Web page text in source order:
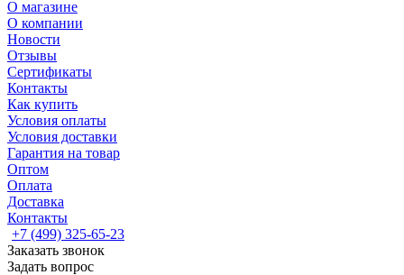
О магазине
О компании
Новости
Отзывы
Сертификаты
Контакты
Как купить
Условия оплаты
Условия доставки
Гарантия на товар
Оптом
Оплата
Доставка
Контакты
+7 (499) 325-65-23
Заказать звонок
Задать вопрос